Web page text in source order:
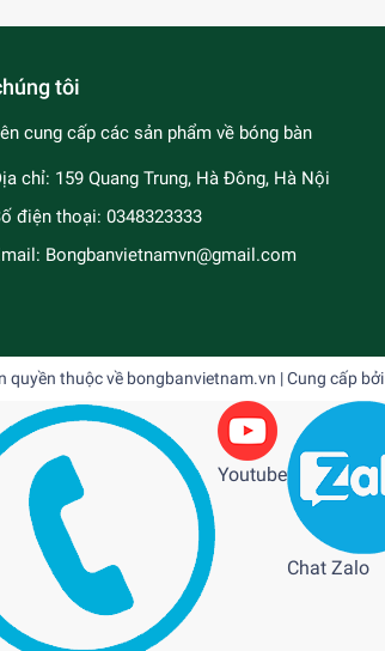
tôi
cung cấp các sản phẩm về bóng bàn
chỉ: 159 Quang Trung, Hà Đông, Hà Nội
điện thoại: 0348323333
Bongbanvietnamvn@gmail.com
quyền thuộc về bongbanvietnam.vn | Cung cấp bởi
Youtube
Chat Zalo